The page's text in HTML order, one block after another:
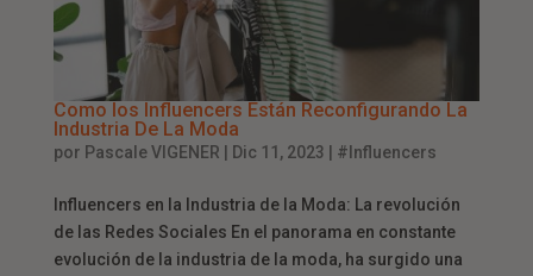
Como los Influencers Están Reconfigurando La
Industria De La Moda
por Pascale VIGENER Dic 11, 2023 #Influencers
Influencers en la Industria de la Moda: La revolución
de las Redes Sociales En el panorama en constante
evolución de la industria de la moda, ha surgido una